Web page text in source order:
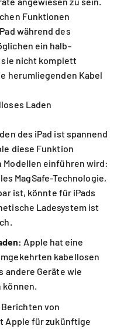
Funktionen
während des
ein halb-
sie nicht komplett
herumliegenden Kabel
Laden
des iPad ist spannend
diese Funktion
einführen wird:
MagSafe-Technologie,
ist, könnte für iPads
Ladesystem ist
Apple hat eine
kabellosen
andere Geräte wie
können.
Berichten von
Apple für zukünftige